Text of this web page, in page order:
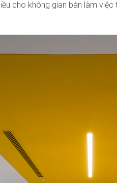
cho không gian bàn làm